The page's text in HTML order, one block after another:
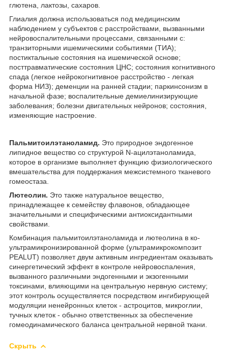
глютена, лактозы, сахаров.
Глиалия должна использоваться под медицинским
наблюдением у субъектов с расстройствами, вызванными
нейровоспалительными процессами, связанными с:
транзиторными ишемическими событиями (ТИА);
постиктальные состояния на ишемической основе;
посттравматические состояния ЦНС; состояния когнитивного
спада (легкое нейрокогнитивное расстройство - легкая
форма НИЗ); деменции на ранней стадии; паркинсонизм в
начальной фазе; воспалительные демиелинизирующие
заболевания; болезни двигательных нейронов; состояния,
изменяющие настроение.
Пальмитоилэтаноламид. Это природное эндогенное
липидное вещество со структурой N-ацилэтаноламида,
которое в организме выполняет функцию физиологического
вмешательства для поддержания межсистемного тканевого
гомеостаза.
Лютеолин. Это также натуральное вещество,
принадлежащее к семейству флавонов, обладающее
значительными и специфическими антиоксидантными
свойствами.
Комбинация пальмитоилэтаноламида и лютеолина в ко-
ультрамикронизированной форме (ультрамикрокомпозит
PEALUT) позволяет двум активным ингредиентам оказывать
синергетический эффект в контроле нейровоспаления,
вызванного различными эндогенными и экзогенными
токсинами, влияющими на центральную нервную систему;
этот контроль осуществляется посредством ингибирующей
модуляции ненейронных клеток - астроцитов, микроглии,
тучных клеток - обычно ответственных за обеспечение
гомеодинамического баланса центральной нервной ткани.
Скрыть